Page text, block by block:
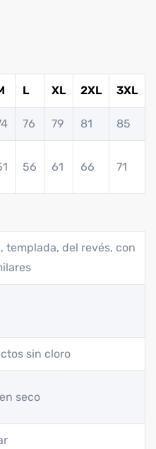
L XL 2XL 3XL
76 79 81 85
56 61 66 71
templada, del revés, con
sin cloro
seco